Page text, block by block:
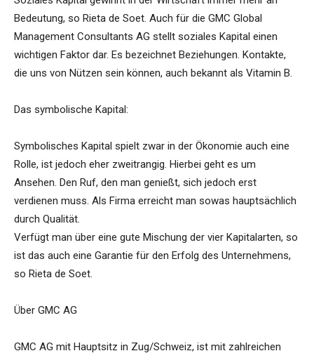
Bedeutung, so Rieta de Soet. Auch für die GMC Global
Management Consultants AG stellt soziales Kapital einen
wichtigen Faktor dar. Es bezeichnet Beziehungen. Kontakte,
die uns von Nützen sein können, auch bekannt als Vitamin B.
Das symbolische Kapital:
Symbolisches Kapital spielt zwar in der Ökonomie auch eine
Rolle, ist jedoch eher zweitrangig. Hierbei geht es um
Ansehen. Den Ruf, den man genießt, sich jedoch erst
verdienen muss. Als Firma erreicht man sowas hauptsächlich
durch Qualität.
Verfügt man über eine gute Mischung der vier Kapitalarten, so
ist das auch eine Garantie für den Erfolg des Unternehmens,
so Rieta de Soet.
Über GMC AG
GMC AG mit Hauptsitz in Zug/Schweiz, ist mit zahlreichen